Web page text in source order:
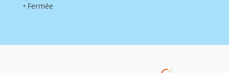
• Fermée